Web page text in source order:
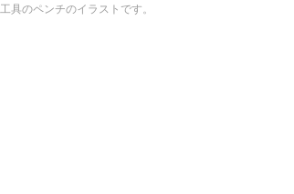
工具のペンチのイラストです。